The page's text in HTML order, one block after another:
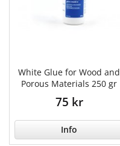
White Glue for Wood and
Porous Materials 250 gr
75 kr
Info